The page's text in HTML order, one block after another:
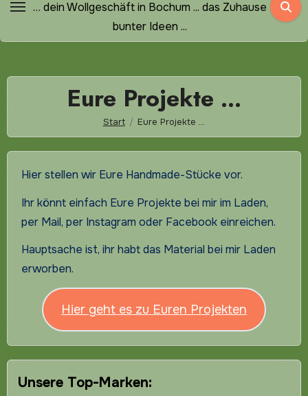
… dein Wollgeschäft in Bochum ... das Zuhause
bunter Ideen ...
Eure Projekte …
Start Eure Projekte …
Hier stellen wir Eure Handmade-Stücke vor.
Ihr könnt einfach Eure Projekte bei mir im Laden,
per Mail, per Instagram oder Facebook einreichen.
Hauptsache ist, ihr habt das Material bei mir Laden
erworben.
Hier geht es zu Euren Projekten
Unsere Top-Marken: